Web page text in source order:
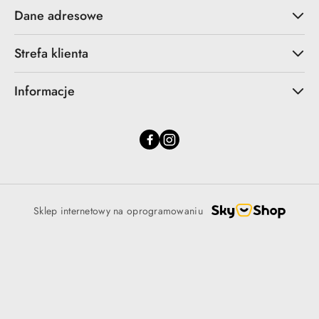
Dane adresowe
Strefa klienta
Informacje
Sklep internetowy na oprogramowaniu